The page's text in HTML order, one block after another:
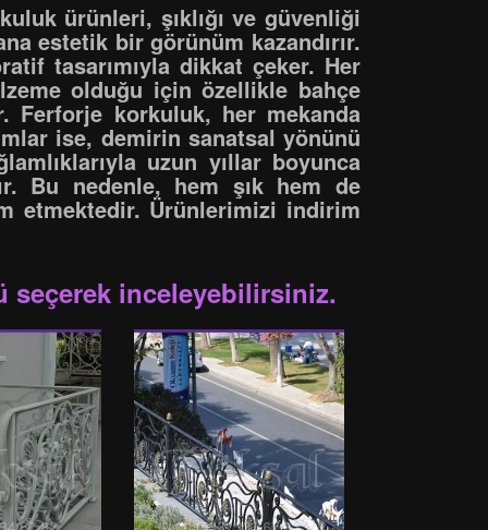
ürünleri, şıklığı ve güvenliği
estetik bir görünüm kazandırır.
tasarımıyla dikkat çeker. Her
olduğu için özellikle bahçe
Ferforje korkuluk, her mekanda
ise, demirin sanatsal yönünü
uzun yıllar boyunca
Bu nedenle, hem şık hem de
etmektedir. Ürünlerimizi indirim
inceleyebilirsiniz.